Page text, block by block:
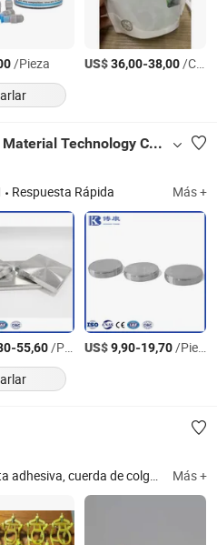
/Pieza US$36,00-38,00/Caja
Changzhou Bokang Special Material Technology Co., Ltd
Respuesta Rápida Más +
-55,60/Pieza US$9,90-19,70/Pieza
Cintas y cintas impresas, etiqueta adhesiva, cuerda de colgar, etiquetas de sellado, etiquetas colgantes, etiqueta tejida, cinta de algodón, elástico, limas de uñas, cordones, botones, cremalleras Más +